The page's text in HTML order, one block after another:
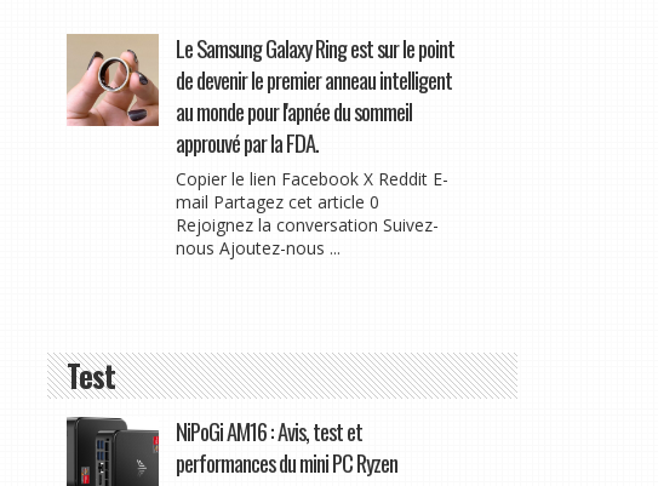
Le Samsung Galaxy Ring est sur le point
de devenir le premier anneau intelligent
au monde pour l'apnée du sommeil
approuvé par la FDA.
Copier le lien Facebook X Reddit E-
mail Partagez cet article 0
Rejoignez la conversation Suivez-
nous Ajoutez-nous ...
Test
NiPoGi AM16 : Avis, test et
performances du mini PC Ryzen